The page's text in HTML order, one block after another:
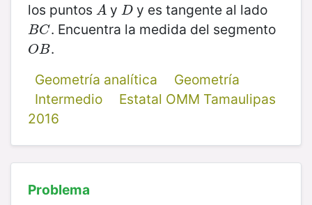
los puntos A
A y D
Dy es tangente al lado
BC
BC . Encuentra la medida del segmento
OB
OB .
Geometría analítica
Geometría
Intermedio
Estatal OMM Tamaulipas
2016
Problema